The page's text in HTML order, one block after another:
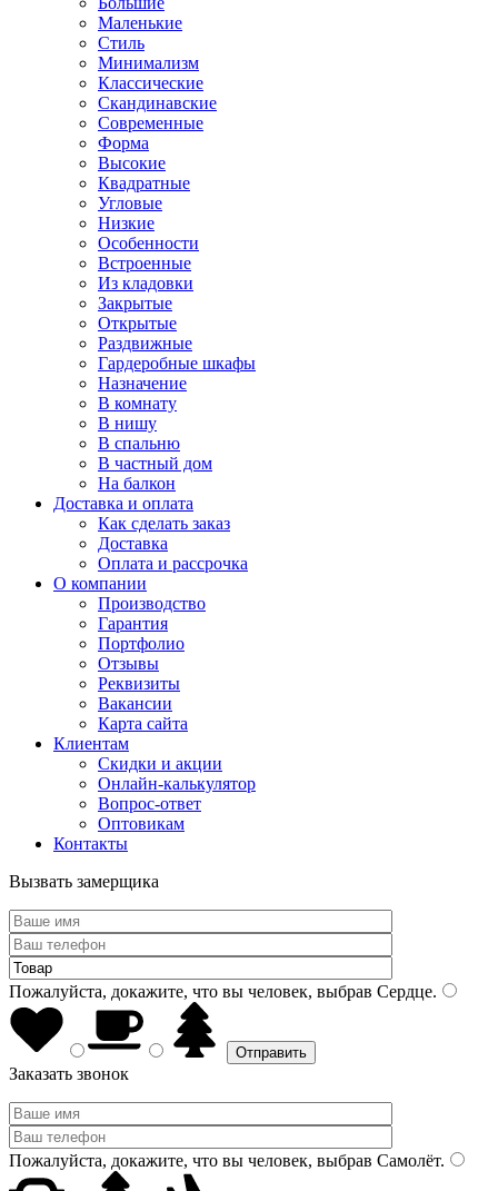
Маленькие
Стиль
Минимализм
Классические
Скандинавские
Современные
Форма
Высокие
Квадратные
Угловые
Низкие
Особенности
Встроенные
Из кладовки
Закрытые
Открытые
Раздвижные
Гардеробные шкафы
Назначение
В комнату
В нишу
В спальню
В частный дом
На балкон
Доставка и оплата
Как сделать заказ
Доставка
Оплата и рассрочка
О компании
Производство
Гарантия
Портфолио
Отзывы
Реквизиты
Вакансии
Карта сайта
Клиентам
Скидки и акции
Онлайн-калькулятор
Вопрос-ответ
Оптовикам
Контакты
Вызвать замерщика
Пожалуйста, докажите, что вы человек, выбрав Сердце.
Заказать звонок
Пожалуйста, докажите, что вы человек, выбрав Самолёт.